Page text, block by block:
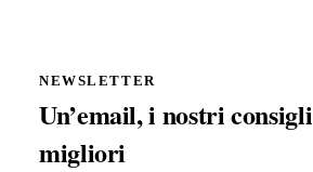
NEWSLETTER
Un’email, i nostri consigli
migliori